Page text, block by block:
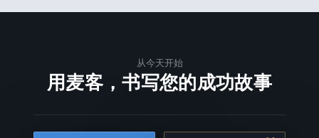
从今天开始
用麦客，书写您的成功故事